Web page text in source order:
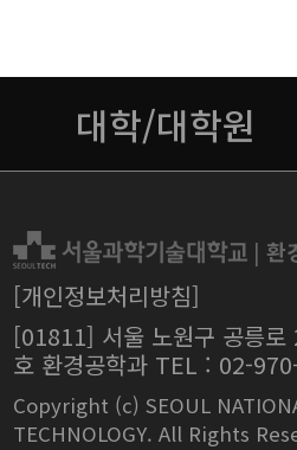
| 환
[개인정보처리방침]
[01811] 서울 노원구 공릉
호 환경공학과 TEL : 02-
Copyright (c) SEOUL
TECHNOLOGY. All Rights
대학/대학원